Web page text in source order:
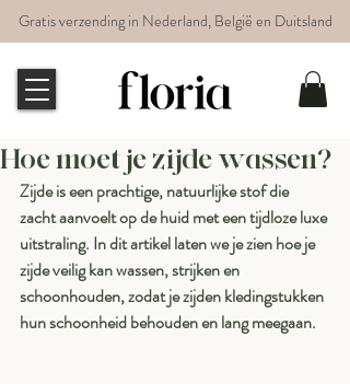
Gratis verzending in Nederland, België en Duitsland
Hoe moet je zijde wassen?
Zijde is een prachtige, natuurlijke stof die
zacht aanvoelt op de huid met een tijdloze luxe
uitstraling. In dit artikel laten we je zien hoe je
zijde veilig kan wassen, strijken en
schoonhouden, zodat je zijden kledingstukken
hun schoonheid behouden en lang meegaan.